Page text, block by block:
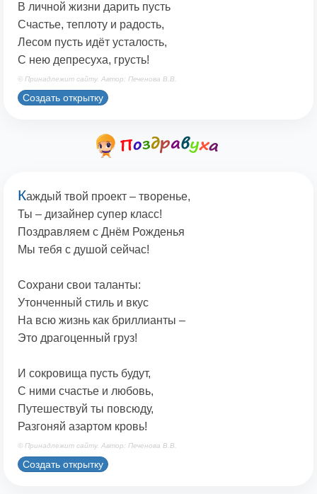
В личной жизни дарить пусть
Счастье, теплоту и радость,
Лесом пусть идёт усталость,
С нею депресуха, грусть!
© Принадлежит сайту. Автор: Печенова В.В.
Создать открытку
Каждый твой проект – творенье,
Ты – дизайнер супер класс!
Поздравляем с Днём Рожденья
Мы тебя с душой сейчас!
Сохрани свои таланты:
Утонченный стиль и вкус
На всю жизнь как бриллианты –
Это драгоценный груз!
И сокровища пусть будут,
С ними счастье и любовь,
Путешествуй ты повсюду,
Разгоняй азартом кровь!
© Принадлежит сайту. Автор: Печенова В.В.
Создать открытку